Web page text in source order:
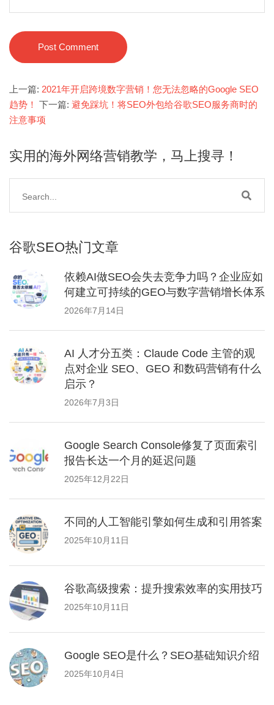
Post Comment
上一篇: 2021年开启跨境数字营销！您无法忽略的Google SEO
趋势！ 下一篇: 避免踩坑！将SEO外包给谷歌SEO服务商时的
注意事项
实用的海外网络营销教学，马上搜寻！
谷歌SEO热门文章
依赖AI做SEO会失去竞争力吗？企业应如
何建立可持续的GEO与数字营销增长体系
2026年7月14日
AI 人才分五类：Claude Code 主管的观
点对企业 SEO、GEO 和数码营销有什么
启示？
2026年7月3日
Google Search Console修复了页面索引
报告长达一个月的延迟问题
2025年12月22日
不同的人工智能引擎如何生成和引用答案
2025年10月11日
谷歌高级搜索：提升搜索效率的实用技巧
2025年10月11日
Google SEO是什么？SEO基础知识介绍
2025年10月4日